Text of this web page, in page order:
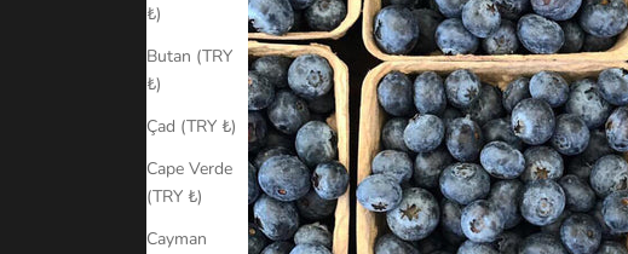
₺)
Butan (TRY
₺)
Çad (TRY ₺)
Cape Verde
(TRY ₺)
Cayman